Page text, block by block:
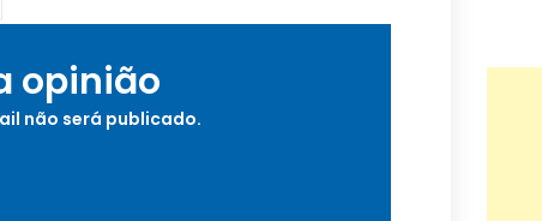
opinião
não será publicado.